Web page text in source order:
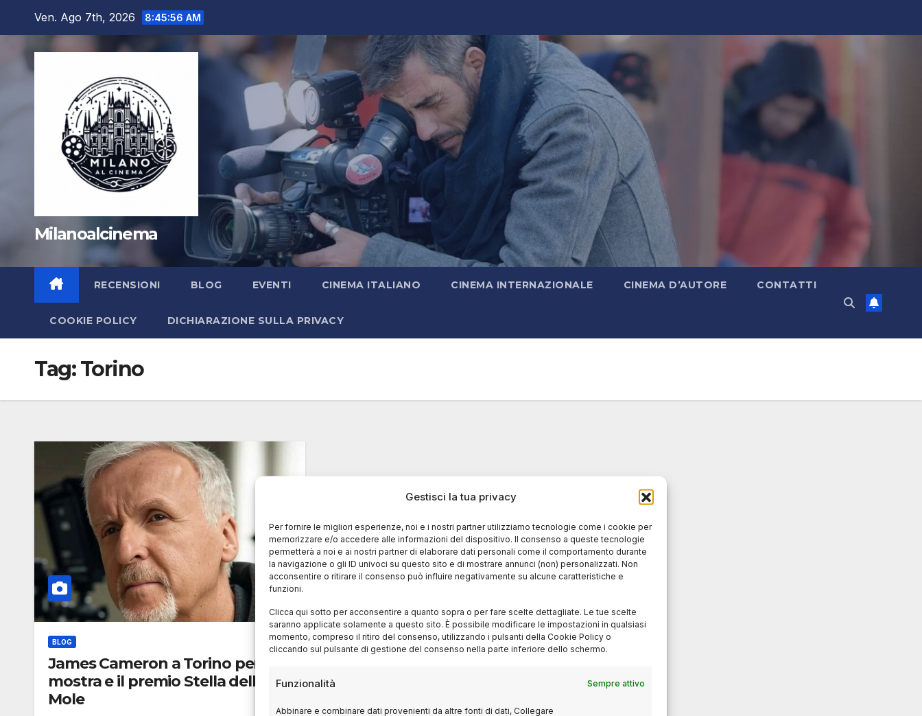
Gestisci la tua privacy
Per fornire le migliori esperienze, noi e i nostri partner utilizziamo tecnologie come i cookie per
memorizzare e/o accedere alle informazioni del dispositivo. Il consenso a queste tecnologie
permetterà a noi e ai nostri partner di elaborare dati personali come il comportamento durante
la navigazione o gli ID univoci su questo sito e di mostrare annunci (non) personalizzati. Non
acconsentire o ritirare il consenso può influire negativamente su alcune caratteristiche e
funzioni.
Clicca qui sotto per acconsentire a quanto sopra o per fare scelte dettagliate. Le tue scelte
saranno applicate solamente a questo sito. È possibile modificare le impostazioni in qualsiasi
momento, compreso il ritiro del consenso, utilizzando i pulsanti della Cookie Policy o
cliccando sul pulsante di gestione del consenso nella parte inferiore dello schermo.
Funzionalità Sempre attivo
Abbinare e combinare dati provenienti da altre fonti di dati, Collegare
contenuto
Ven. Ago 7th, 2026 8:45:57 AM
Milanoalcinema
RECENSIONI BLOG EVENTI CINEMA ITALIANO CINEMA INTERNAZIONALE CINEMA D’AUTORE CONTATTI
COOKIE POLICY DICHIARAZIONE SULLA PRIVACY
Tag:Torino
BLOG
James Cameron a Torino per la
mostra e il premio Stella della
Mole